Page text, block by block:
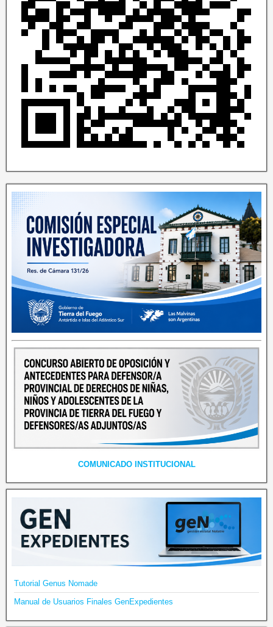
COMUNICADO INSTITUCIONAL
Tutorial Genus Nomade
Manual de Usuarios Finales GenExpedientes